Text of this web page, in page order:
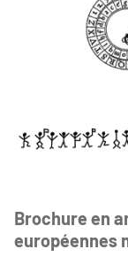
Brochure en
européennes